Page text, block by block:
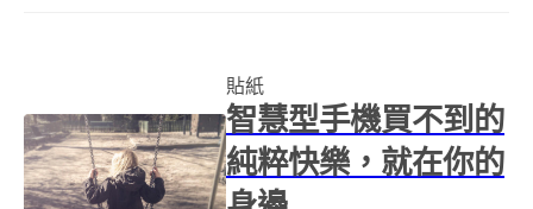
作的本能，鼓勵居民重新和鄰居
當朋友！...
貼紙
智慧型手機買不到的
純粹快樂，就在你的